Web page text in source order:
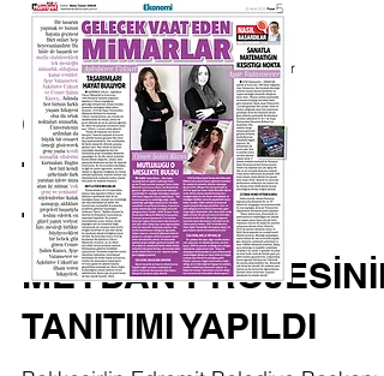
AŞKIBİRCE UZKURT MİMARLIK
19 Ara 2020
1 dakikada okunur
OFİSİMİZ
TARAFINDAN
TASARLANAN
MEYDAN PROJESİNİN
TANITIMI YAPILDI